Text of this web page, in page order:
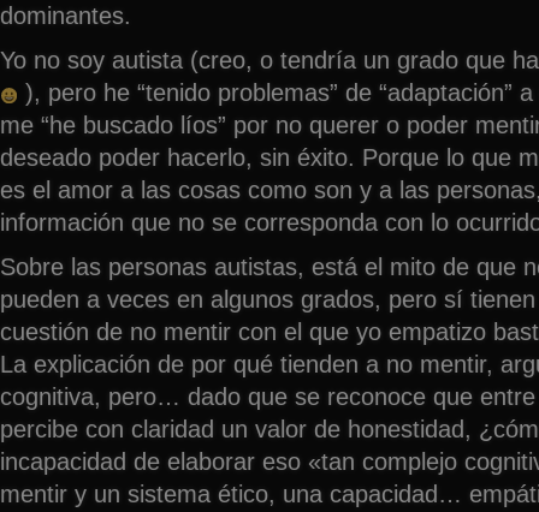
dominantes.
Yo no soy autista (creo, o tendría un grado que
), pero he “tenido problemas” de “adaptación”
me “he buscado líos” por no querer o poder
deseado poder hacerlo, sin éxito. Porque lo que
es el amor a las cosas como son y a las
información que no se corresponda con lo
Sobre las personas autistas, está el mito de que
pueden a veces en algunos grados, pero sí
cuestión de no mentir con el que yo empatizo
La explicación de por qué tienden a no mentir,
cognitiva, pero… dado que se reconoce que
percibe con claridad un valor de honestidad,
incapacidad de elaborar eso «tan complejo
mentir y un sistema ético, una capacidad…